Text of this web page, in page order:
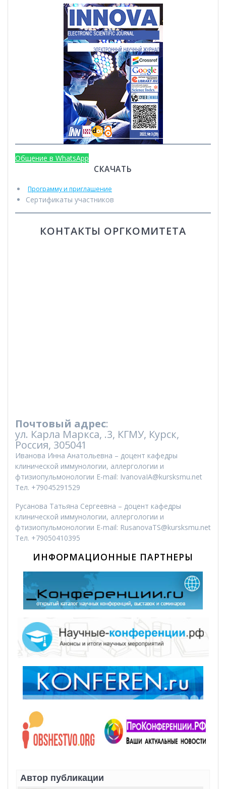
Общение в WhatsApp
СКАЧАТЬ
Программу и приглашение
Сертификаты участников
КОНТАКТЫ ОРГКОМИТЕТА
Почтовый адрес:
ул. Карла Маркса, .3, КГМУ, Курск,
Россия, 305041
Иванова Инна Анатольевна – доцент кафедры
клинической иммунологии, аллергологии и
фтизиопульмонологии E-mail: IvanovaIA@kursksmu.net
Тел. +79045291529
Русанова Татьяна Сергеевна – доцент кафедры
клинической иммунологии, аллергологии и
фтизиопульмонологии E-mail: RusanovaTS@kursksmu.net
Тел. +79050410395
ИНФОРМАЦИОННЫЕ ПАРТНЕРЫ
Автор публикации